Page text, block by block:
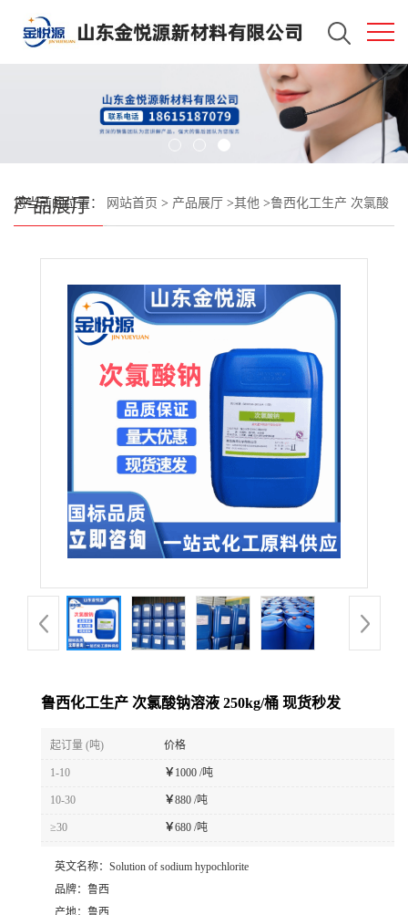
产品展厅
您当前的位置： 网站首页 > 产品展厅 >其他 >鲁西化工生产 次氯酸
鲁西化工生产 次氯酸钠溶液 250kg/桶 现货秒发
起订量 (吨) 价格
1-10 ￥ 1000 /吨
10-30 ￥880 /吨
≥30 ￥680 /吨
英文名称： Solution of sodium hypochlorite
品牌： 鲁西
产地： 鲁西